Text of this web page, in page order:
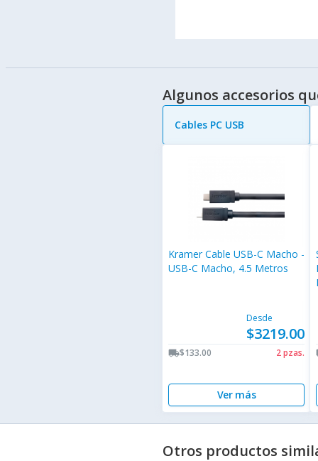
Algunos accesorios
Cables PC USB
Kramer Cable USB-C Macho -
USB-C Macho, 4.5 Metros
Desde
$3219.00
local_shipping$133.00 2 pzas.
Ver más
Otros productos